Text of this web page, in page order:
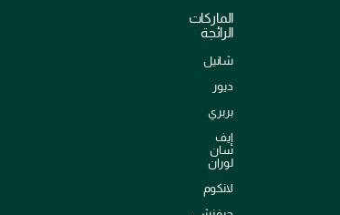
الماركات
الرائجة
شانيل
ديور
بربري
إيف
سان
لوران
لانكوم